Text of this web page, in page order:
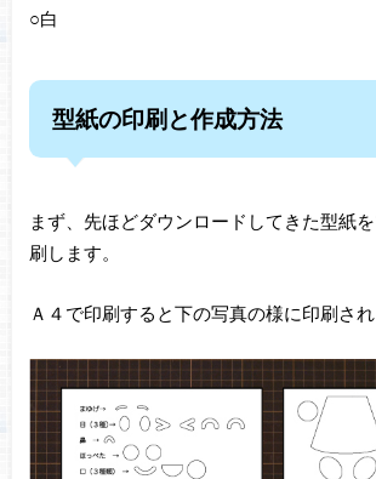
○白
型紙の印刷と作成方法
まず、先ほどダウンロードしてきた型紙
刷します。
Ａ４で印刷すると下の写真の様に印刷され